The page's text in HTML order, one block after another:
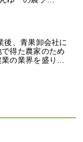
後、青果卸会社に
得た農家のため
の業界を盛り…